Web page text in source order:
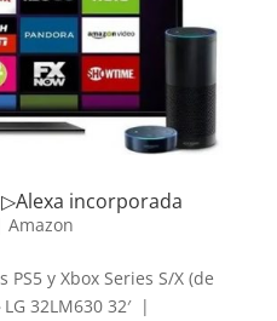
incorporada
Amazon
y Xbox Series S/X (de
32LM630 32′ |